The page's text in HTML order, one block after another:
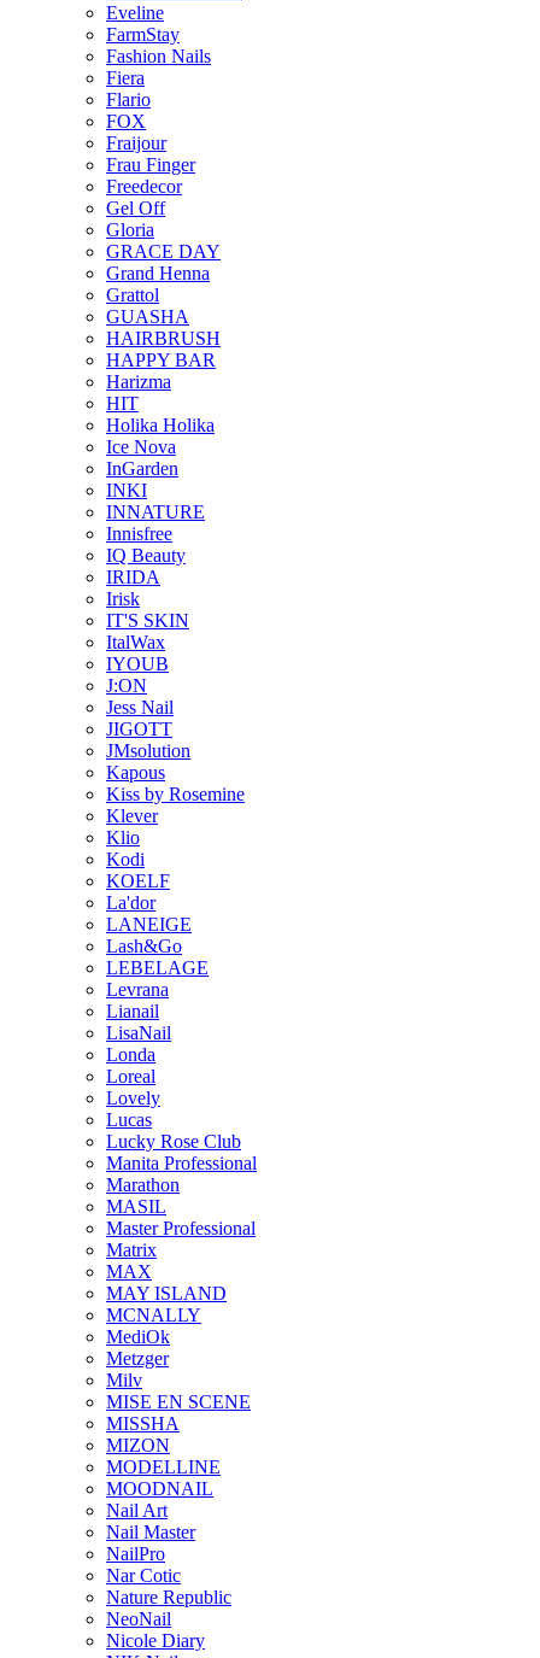
Eveline
FarmStay
Fashion Nails
Fiera
Flario
FOX
Fraijour
Frau Finger
Freedecor
Gel Off
Gloria
GRACE DAY
Grand Henna
Grattol
GUASHA
HAIRBRUSH
HAPPY BAR
Harizma
HIT
Holika Holika
Ice Nova
InGarden
INKI
INNATURE
Innisfree
IQ Beauty
IRIDA
Irisk
IT'S SKIN
ItalWax
IYOUB
J:ON
Jess Nail
JIGOTT
JMsolution
Kapous
Kiss by Rosemine
Klever
Klio
Kodi
KOELF
La'dor
LANEIGE
Lash&Go
LEBELAGE
Levrana
Lianail
LisaNail
Londa
Loreal
Lovely
Lucas
Lucky Rose Club
Manita Professional
Marathon
MASIL
Master Professional
Matrix
MAX
MAY ISLAND
MCNALLY
MediOk
Metzger
Milv
MISE EN SCENE
MISSHA
MIZON
MODELLINE
MOODNAIL
Nail Art
Nail Master
NailPro
Nar Cotic
Nature Republic
NeoNail
Nicole Diary